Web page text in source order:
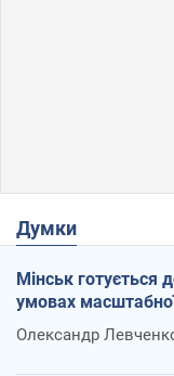
Думки
Мінськ готується
умовах
Олександр